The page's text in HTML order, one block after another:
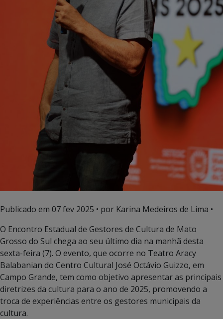
Publicado em 07 fev 2025 • por Karina Medeiros de Lima •
O Encontro Estadual de Gestores de Cultura de Mato
Grosso do Sul chega ao seu último dia na manhã desta
sexta-feira (7). O evento, que ocorre no Teatro Aracy
Balabanian do Centro Cultural José Octávio Guizzo, em
Campo Grande, tem como objetivo apresentar as principais
diretrizes da cultura para o ano de 2025, promovendo a
troca de experiências entre os gestores municipais da
cultura.